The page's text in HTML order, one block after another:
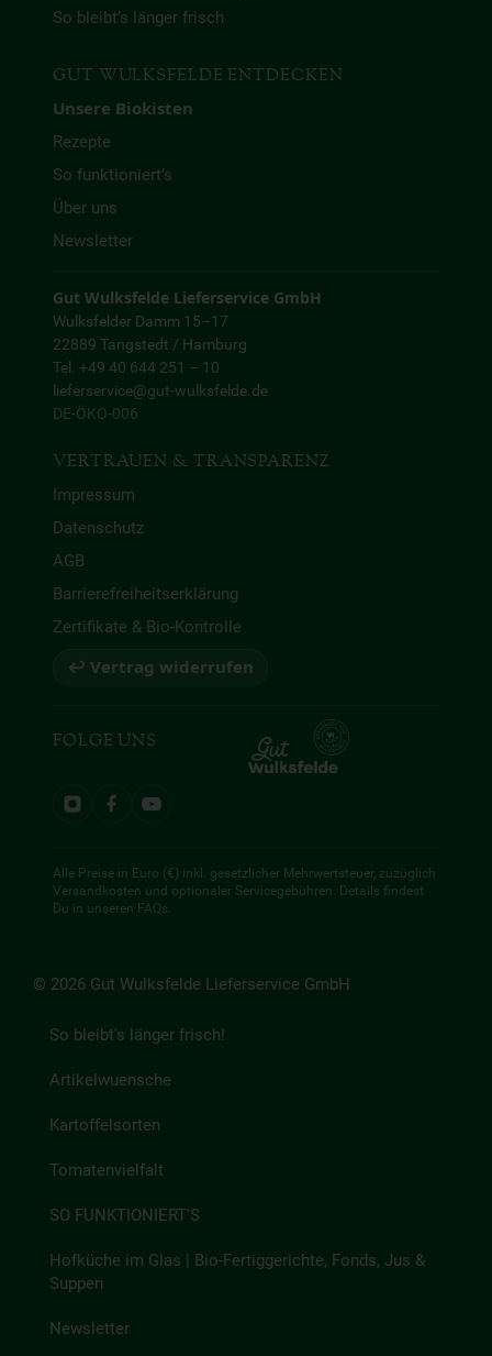
So bleibt’s länger frisch
GUT WULKSFELDE ENTDECKEN
Unsere Biokisten
Rezepte
So funktioniert’s
Über uns
Newsletter
Gut Wulksfelde Lieferservice GmbH
Wulksfelder Damm 15–17
22889 Tangstedt / Hamburg
Tel. +49 40 644 251 – 10
lieferservice@gut-wulksfelde.de
DE-ÖKO-006
VERTRAUEN & TRANSPARENZ
Impressum
Datenschutz
AGB
Barrierefreiheitserklärung
Zertifikate & Bio-Kontrolle
↩ Vertrag widerrufen
FOLGE UNS
Alle Preise in Euro (€) inkl. gesetzlicher Mehrwertsteuer, zuzüglich
Versandkosten und optionaler Servicegebühren. Details findest
Du in unseren FAQs.
© 2026 Gut Wulksfelde Lieferservice GmbH
So bleibt's länger frisch!
Artikelwuensche
Kartoffelsorten
Tomatenvielfalt
SO FUNKTIONIERT'S
Hofküche im Glas | Bio-Fertiggerichte, Fonds, Jus &
Suppen
Newsletter